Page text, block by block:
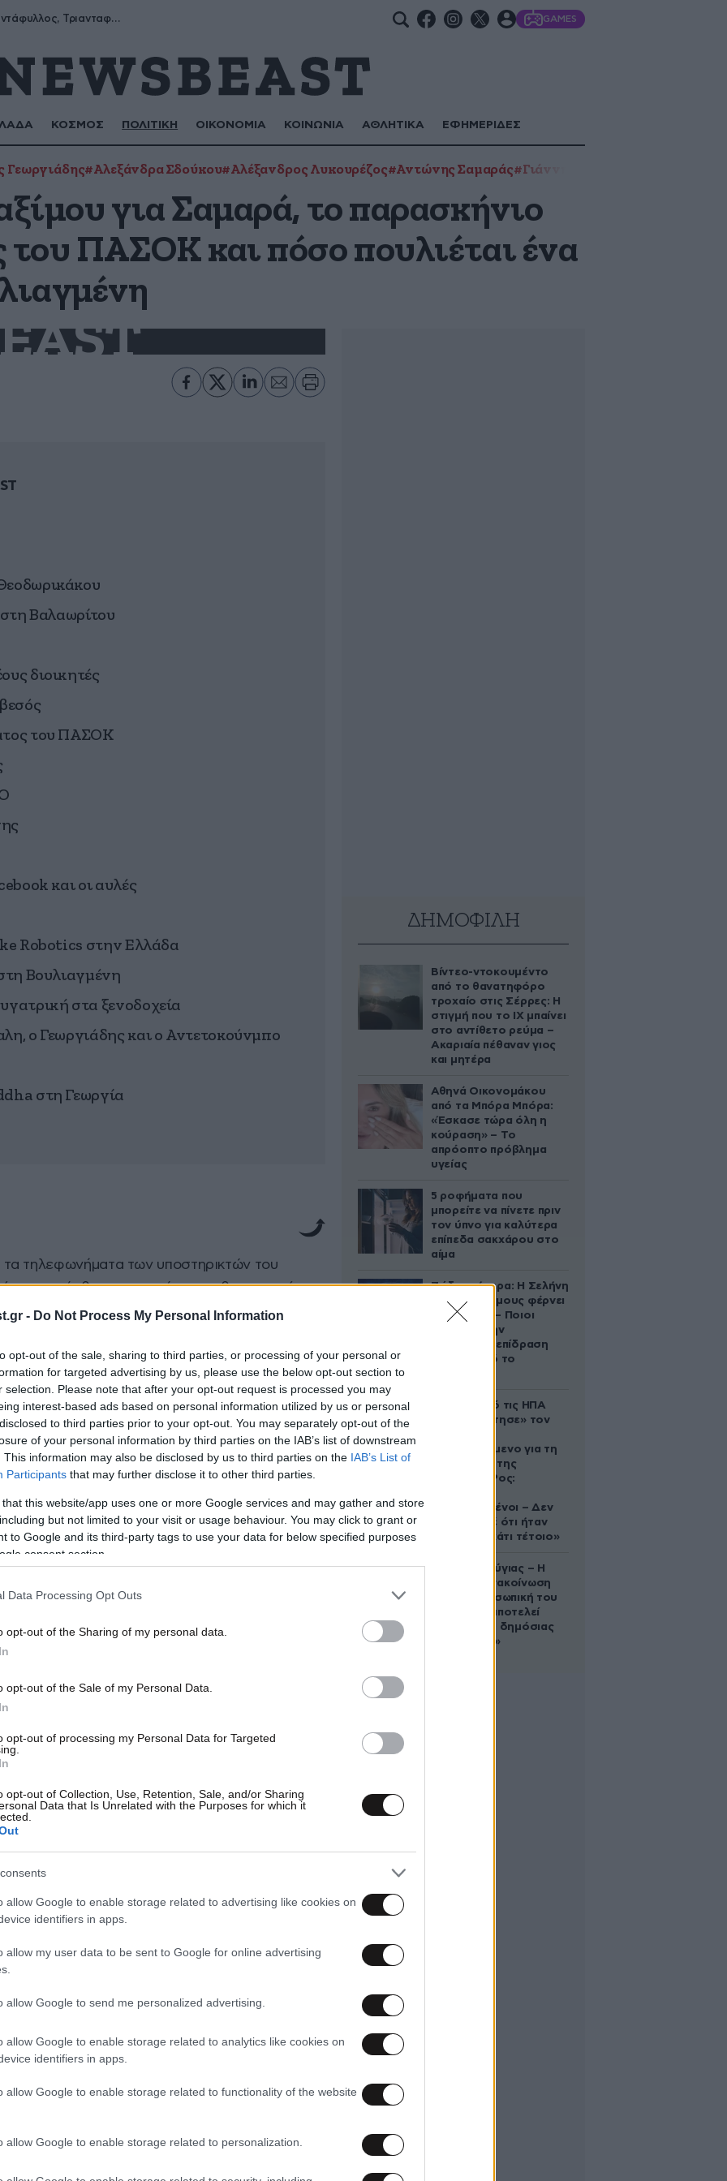
- Do Not Process My Personal Information
opt-out of the sale, sharing to third parties, or processing of your personal or
for targeted advertising by us, please use the below opt-out section to
selection. Please note that after your opt-out request is processed you may
interest-based ads based on personal information utilized by us or personal
to third parties prior to your opt-out. You may separately opt-out of the
of your personal information by third parties on the IAB’s list of downstream
This information may also be disclosed by us to third parties on the IAB’s List of
Participants that may further disclose it to other third parties.
that this website/app uses one or more Google services and may gather and store
but not limited to your visit or usage behaviour. You may click to grant or
to Google and its third-party tags to use your data for below specified purposes
consent section.
Data Processing Opt Outs
opt-out of the Sharing of my personal data.
opt-out of the Sale of my Personal Data.
opt-out of processing my Personal Data for Targeted
opt-out of Collection, Use, Retention, Sale, and/or Sharing
Data that Is Unrelated with the Purposes for which it
allow Google to enable storage related to advertising like cookies on
identifiers in apps.
allow my user data to be sent to Google for online advertising
allow Google to send me personalized advertising.
allow Google to enable storage related to analytics like cookies on
identifiers in apps.
allow Google to enable storage related to functionality of the website
allow Google to enable storage related to personalization.
Μύρων, Τριαντάφυλλος, Τριανταφυλλιά, Φυλλιώ, Ρόζα GAMES
ΚΟΣΜΟΣ ΠΟΛΙΤΙΚΗ ΟΙΚΟΝΟΜΙΑ ΚΟΙΝΩΝΙΑ ΑΘΛΗΤΙΚΑ ΕΦΗΜΕΡΙΔΕΣ
Γεωργιάδης#Αλεξάνδρα Σδούκου#Αλέξανδρος Λυκουρέζος#Αντώνης Σαμαράς#Γιάννης Αντετοκούνμπο
για Σαμαρά, το παρασκήνιο
του ΠΑΣΟΚ και πόσο πουλιέται ένα
Βαλαωρίτου
διοικητές
του ΠΑΣΟΚ
και οι αυλές
Robotics στην Ελλάδα
Βουλιαγμένη
στα ξενοδοχεία
ο Γεωργιάδης και ο Αντετοκούνμπο
στη Γεωργία
τηλεφωνήματα των υποστηρικτών του
του άρθρου του πρώην πρωθυπουργού στα
τα ερωτήματα, όπως «τι θέλει ο Αντώνης;»,
της ΝΔ, κ.λπ. Το νέο χτύπημα του Μεσσήνιου
του σαμαρισμού. «Ο Αντώνης Σαμαράς θα
για το καλό του τόπου», μου έλεγαν οι
κάτι καινούργιο. Αυτό όμως που δεν μου
Νέο κόμμα; Μάλλον. Όμως έμαθα ότι ίσως δεν
γενιάς.
δεν φόβισε το Μέγαρο Μαξίμου.Το
σύμφωνα με κυβερνητικά στελέχη που
πρωθυπουργού με τη γνωστή λαϊκή ρήση:
για την ηλικία του Αντώνη Σαμαρά που
όπως φάνηκε χθες με το επικριτικό της
σοφού. Όταν η ιστορία επαναλαμβάνεται,
παρά τα πυρά, να σας αναφέρω ότι στην
πως ετοιμάζει κόμμα.
του Θεοδωρικάκου
Ανάπτυξης η πρώτη καταγγελία για αλλαγή
στις ιδιωτικές εταιρείες σήμανε
ρώτησε τους αρμόδιους υπαλλήλους αν
πληρώνει δηλαδή ο πελάτης και μετά η
της να τον αποζημιώνει. Με βάση τα πρώτα
των εταιρειών φάνηκε ότι ήταν
επαφές, την περασμένη Παρασκευή, όπου
Δεν το έκαναν και το πρωί της Δευτέρας
από την εκπομπή του Γιώργου Παπαδάκη και
Για κάποιες ώρες οι εταιρείες το
στο εσωτερικό της κυβέρνησης, αλλά ο
ο Τ. Θεοδωρικάκος δεν άφηνε περιθώρια
του. Και τελικά επικράτησε η λογική. Το
τη μάχη, όπως και την προηγούμενη για
αλλά είναι προφανές ότι το μέτωπο των
θερμό. Οπότε ετοιμαστείτε σύντομα για το
ΔΗΜΟΦΙΛΗ
Βίντεο-ντοκουμέντο
από το θανατηφόρο
τροχαίο στις Σέρρες: Η
στιγμή που το ΙΧ μπαίνει
στο αντίθετο ρεύμα –
Ακαριαία πέθαναν γιος
και μητέρα
Αθηνά Οικονομάκου
από τα Μπόρα Μπόρα:
«Έσκασε τώρα όλη η
κούραση» – Το
απρόοπτο πρόβλημα
υγείας
5 ροφήματα που
μπορείτε να πίνετε πριν
τον ύπνο για καλύτερα
επίπεδα σακχάρου στο
αίμα
Ζώδια σήμερα: Η Σελήνη
στους Διδύμους φέρνει
ανατροπές – Ποιοι
δέχονται την
ευεργετική επίδραση
του Δία από το
Ζευγάρι από τις ΗΠΑ
που «υιοθέτησε» τον
κατηγορούμενο για τη
δολοφονία της
Ελίζαμπεθ Ρος:
συντετριμμένοι – Δεν
έδειξε ποτέ ότι ήταν
ικανός για κάτι τέτοιο»
Χρίστος Κούγιας – Η
αυστηρή ανακοίνωση
για την προσωπική του
ζωή: «Δεν αποτελεί
αντικείμενο δημόσιας
συζήτησης»